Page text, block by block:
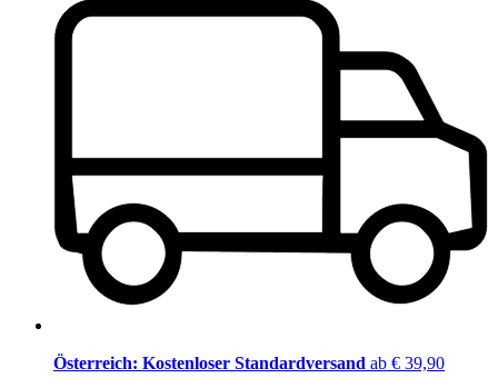
Österreich: Kostenloser Standardversand ab € 39,90